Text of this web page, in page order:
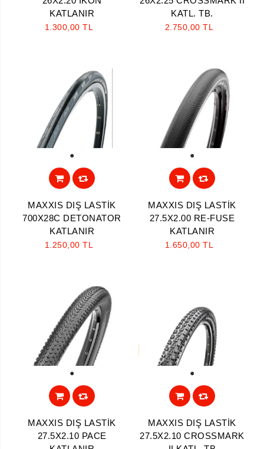
KATLANIR
1.300,00 TL
KATL. TB.
2.750,00 TL
MAXXIS DIŞ LASTİK
700X28C DETONATOR
KATLANIR
1.250,00 TL
MAXXIS DIŞ LASTİK
27.5X2.00 RE-FUSE
KATLANIR
1.650,00 TL
MAXXIS DIŞ LASTİK
27.5X2.10 PACE
MAXXIS DIŞ LASTİK
27.5X2.10 CROSSMARK